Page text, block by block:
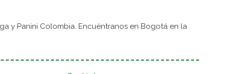
y Panini Colombia. Encuéntranos en Bogotá en la